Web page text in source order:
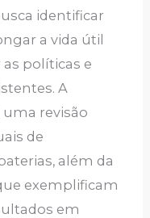
identificar
a vida útil
as políticas e
A
revisão
de
além da
exemplificam
em